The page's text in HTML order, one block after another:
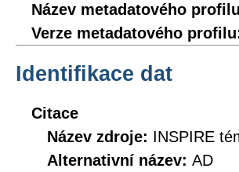
Název metadatového
Verze metadatového
Identifikace dat
Citace
Název zdroje: INSPIRE
Alternativní název: AD